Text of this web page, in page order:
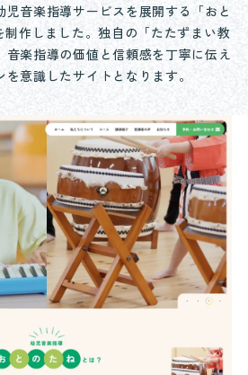
音楽指導サービスを展開する「おと
制作しました。独自の「たたずまい教
音楽指導の価値と信頼感を丁寧に伝え
意識したサイトとなります。